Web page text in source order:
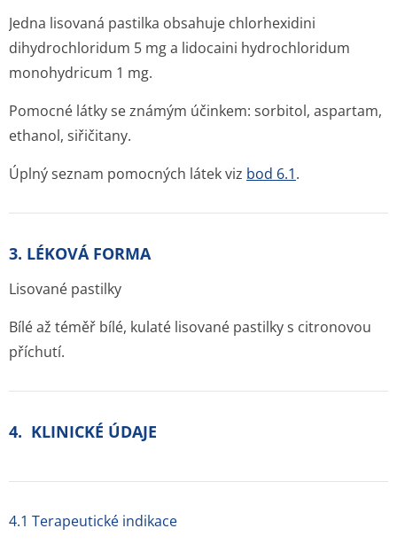
Jedna lisovaná pastilka obsahuje chlorhexidini
dihydrochloridum 5 mg a lidocaini hydrochloridum
monohydricum 1 mg.
Pomocné látky se známým účinkem: sorbitol, aspartam,
ethanol, siřičitany.
Úplný seznam pomocných látek viz bod 6.1.
3. LÉKOVÁ FORMA
Lisované pastilky
Bílé až téměř bílé, kulaté lisované pastilky s citronovou
příchutí.
4. KLINICKÉ ÚDAJE
4.1 Terapeutické indikace